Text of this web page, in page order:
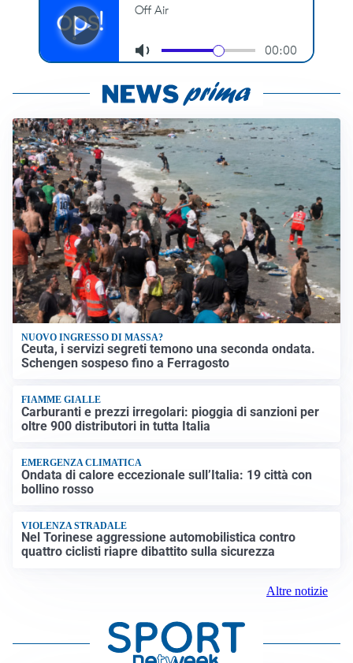
NUOVO INGRESSO DI MASSA?
Ceuta, i servizi segreti temono una seconda ondata.
Schengen sospeso fino a Ferragosto
FIAMME GIALLE
Carburanti e prezzi irregolari: pioggia di sanzioni per
oltre 900 distributori in tutta Italia
EMERGENZA CLIMATICA
Ondata di calore eccezionale sull’Italia: 19 città con
bollino rosso
VIOLENZA STRADALE
Nel Torinese aggressione automobilistica contro
quattro ciclisti riapre dibattito sulla sicurezza
Altre notizie